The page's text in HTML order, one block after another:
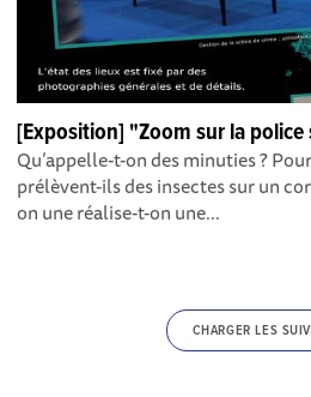
[Exposition] "Zoom sur la
Qu’appelle-t-on des minuties ?
prélèvent-ils des insectes sur un
on une réalise-t-on une...
CHARGER LES